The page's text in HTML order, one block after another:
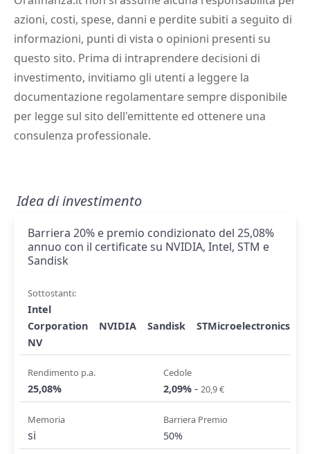
azioni, costi, spese, danni e perdite subiti a seguito di
informazioni, punti di vista o opinioni presenti su
questo sito. Prima di intraprendere decisioni di
investimento, invitiamo gli utenti a leggere la
documentazione regolamentare sempre disponibile
per legge sul sito dell'emittente ed ottenere una
consulenza professionale.
Idea di investimento
Barriera 20% e premio condizionato del 25,08%
annuo con il certificate su NVIDIA, Intel, STM e
Sandisk
Sottostanti:
Intel
Corporation
NVIDIA Sandisk
STMicroelectronics
NV
Rendimento p.a.
25,08%
Cedole
2,09% - 20,9 €
Memoria
si
Barriera Premio
50%